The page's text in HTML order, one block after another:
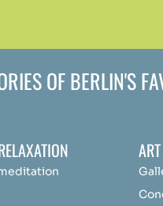
OF BERLIN'S
ation